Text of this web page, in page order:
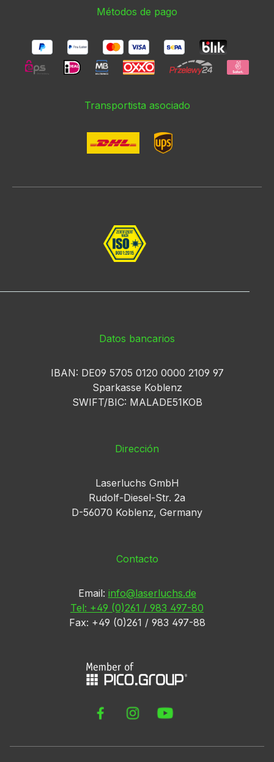
Métodos de pago
Transportista asociado
Datos bancarios
IBAN: DE09 5705 0120 0000 2109 97
Sparkasse Koblenz
SWIFT/BIC: MALADE51KOB
Dirección
Laserluchs GmbH
Rudolf-Diesel-Str. 2a
D-56070 Koblenz, Germany
Contacto
Email: info@laserluchs.de
Tel: +49 (0)261 / 983 497-80
Fax: +49 (0)261 / 983 497-88